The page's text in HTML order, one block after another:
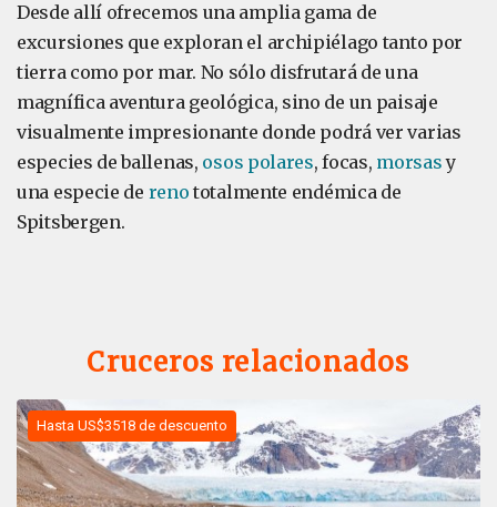
Desde allí ofrecemos una amplia gama de
excursiones que exploran el archipiélago tanto por
tierra como por mar. No sólo disfrutará de una
magnífica aventura geológica, sino de un paisaje
visualmente impresionante donde podrá ver varias
especies de ballenas, osos polares, focas, morsasy
una especie de reno totalmente endémica de
Spitsbergen.
Cruceros relacionados
Hasta US$3518 de descuento